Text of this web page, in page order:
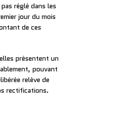
réglé dans les
jour du mois
de ces
présentent un
pouvant
relève de
rectifications.